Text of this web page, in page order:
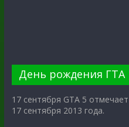
День рождения ГТА
17 сентября GTA 5
17 сентября 2013 года.